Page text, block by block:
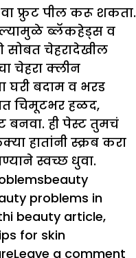
फ्रुट पील करू शकता.
ब्लॅकहेड्स व
सोबत चेहरादेखील
चेहरा क्लीन
घरी बदाम व भरड
चिमूटभर हळद,
बनवा. ही पेस्ट तुमचं
हातांनी स्क्रब करा
स्वच्छ धुवा.
Tags
beauty
problems in
beauty article,
for skin
Leave a comment